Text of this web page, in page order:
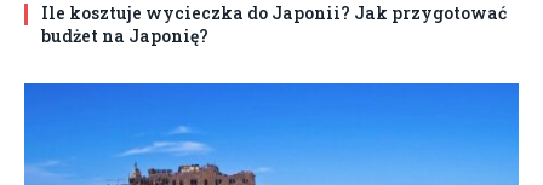
Ile kosztuje wycieczka do Japonii? Jak przygotować
budżet na Japonię?